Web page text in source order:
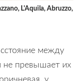
L'Aquila, Abruzzo,
между
не превышает их